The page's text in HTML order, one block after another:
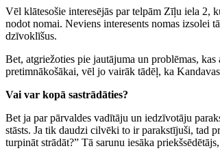
Vēl klātesošie interesējās par telpām Zīļu iela 2,
nodot nomai. Neviens interesents nomas izsolei
dzīvoklīšus.
Bet, atgriežoties pie jautājuma un problēmas,
pretimnākošākai, vēl jo vairāk tādēļ, ka
Vai var kopā sastrādāties?
Bet ja par pārvaldes vadītāju un iedzīvotāju
stāsts. Ja tik daudzi cilvēki to ir parakstījuši, tad
turpināt strādāt?” Tā sarunu iesāka